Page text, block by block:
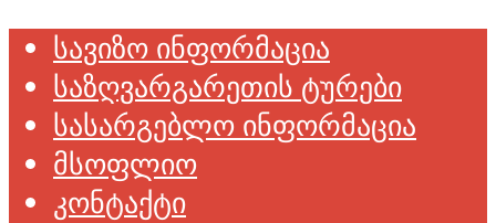
სავიზო ინფორმაცია
საზღვარგარეთის ტურები
სასარგებლო ინფორმაცია
მსოფლიო
კონტაქტი